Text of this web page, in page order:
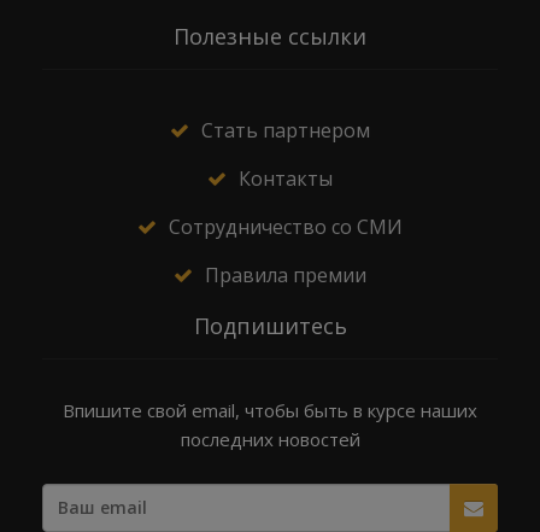
Полезные ссылки
Стать партнером
Контакты
Сотрудничество со СМИ
Правила премии
Подпишитесь
Впишите свой email, чтобы быть в курсе наших
последних новостей